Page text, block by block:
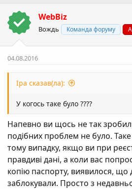
WebBiz
Вождь Команда форуму
04.08.2016
Ipa сказав(ла):
У когось таке було ????
Напевно ви щось не так
подібних проблем не було.
тому випадку, якщо ви при
правдиві дані, а коли вас
копію паспорту, виявилося, що
заблокували. Просто з